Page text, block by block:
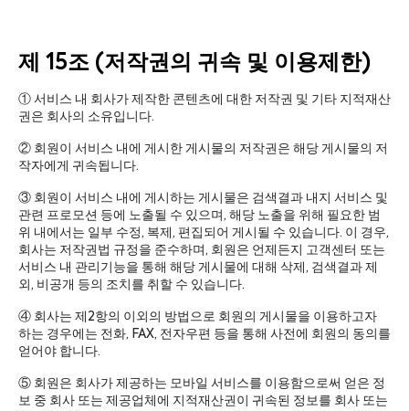
제 15조 (저작권의 귀속 및 이용제한)
① 서비스 내 회사가 제작한 콘텐츠에 대한 저작권 및 기타 지적재산
권은 회사의 소유입니다.
② 회원이 서비스 내에 게시한 게시물의 저작권은 해당 게시물의 저
작자에게 귀속됩니다.
③ 회원이 서비스 내에 게시하는 게시물은 검색결과 내지 서비스 및
관련 프로모션 등에 노출될 수 있으며, 해당 노출을 위해 필요한 범
위 내에서는 일부 수정, 복제, 편집되어 게시될 수 있습니다. 이 경우,
회사는 저작권법 규정을 준수하며, 회원은 언제든지 고객센터 또는
서비스 내 관리기능을 통해 해당 게시물에 대해 삭제, 검색결과 제
외, 비공개 등의 조치를 취할 수 있습니다.
④ 회사는 제2항의 이외의 방법으로 회원의 게시물을 이용하고자
하는 경우에는 전화, FAX, 전자우편 등을 통해 사전에 회원의 동의를
얻어야 합니다.
⑤ 회원은 회사가 제공하는 모바일 서비스를 이용함으로써 얻은 정
보 중 회사 또는 제공업체에 지적재산권이 귀속된 정보를 회사 또는